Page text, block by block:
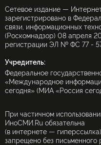
Сетевое издание —
зарегистрировано в
связи, информационных
(Роскомнадзор) 08 апреля
регистрации ЭЛ № ФС 77 -
Учредитель:
Федеральное
«Международное
сегодня» (МИА «Россия
При частичном
ИноСМИ.Ru обязательна
(в интернете —
запрещено без письменного